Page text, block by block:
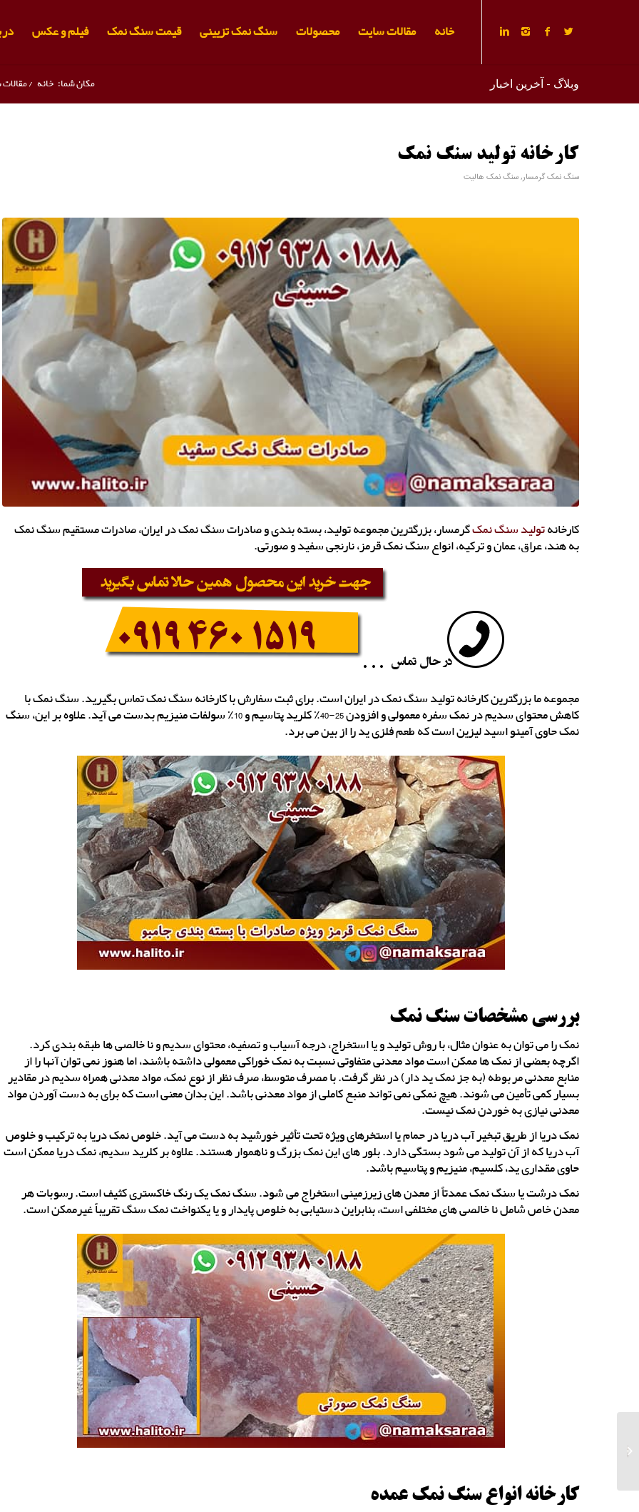
خانه مقالات سایت محصولات سنگ نمک تزیینی قیمت سنگ نمک فیلم و عکس
وبلاگ - آخرین اخبار مکان شما: خانه /
کارخانه تولید سنگ نمک
سنگ نمک گرمسار, سنگ نمک هالیت
کارخانهتولید سنگ نمکگرمسار، بزرگترین مجموعه تولید، بسته بندی و صادرات سنگ نمک در ایران، صادرات مستقیم سنگ نمک
به هند، عراق، عمان و ترکیه، انواع سنگ نمک قرمز، نارنجی سفید و صورتی.
مجموعه ما بزرگترین کارخانه تولید سنگ نمک در ایران است. برای ثبت سفارش با کارخانه سنگ نمک تماس بگیرید. سنگ نمک با
کاهش محتوای سدیم در نمک سفره معمولی و افزودن 25-40٪ کلرید پتاسیم و 10٪ سولفات منیزیم بدست می آید. علاوه بر این، سنگ
نمک حاوی آمینو اسید لیزین است که طعم فلزی ید را از بین می برد.
بررسی مشخصات سنگ نمک
نمک را می توان به عنوان مثال، با روش تولید و یا استخراج، درجه آسیاب و تصفیه، محتوای سدیم و نا خالصی ها طبقه بندی کرد.
اگرچه بعضی از نمک ها ممکن است مواد معدنی متفاوتی نسبت به نمک خوراکی معمولی داشته باشند، اما هنوز نمی توان آنها را از
منابع معدنی مربوطه (به جز نمک ید دار) در نظر گرفت. با مصرف متوسط​​، صرف نظر از نوع نمک، مواد معدنی همراه سدیم در مقادیر
بسیار کمی تأمین می شوند. هیچ نمکی نمی تواند منبع کاملی از مواد معدنی باشد. این بدان معنی است که برای به دست آوردن مواد
معدنی نیازی به خوردن نمک نیست.
نمک دریا از طریق تبخیر آب دریا در حمام یا استخرهای ویژه تحت تأثیر خورشید به دست می آید. خلوص نمک دریا به ترکیب و خلوص
آب دریا که از آن تولید می شود بستگی دارد. بلور های این نمک بزرگ و ناهموار هستند. علاوه بر کلرید سدیم، نمک دریا ممکن است
حاوی مقداری ید، کلسیم، منیزیم و پتاسیم باشد.
نمک درشت یا سنگ نمک عمدتاً از معدن های زیرزمینی استخراج می شود. سنگ نمک یک رنگ خاکستری کثیف است. رسوبات هر
معدن خاص شامل نا خالصی های مختلفی است، بنابراین دستیابی به خلوص پایدار و یا یکنواخت نمک سنگ تقریباً غیرممکن است.
کارخانه انواع سنگ نمک عمده
مرکز تولید سنگ نمک